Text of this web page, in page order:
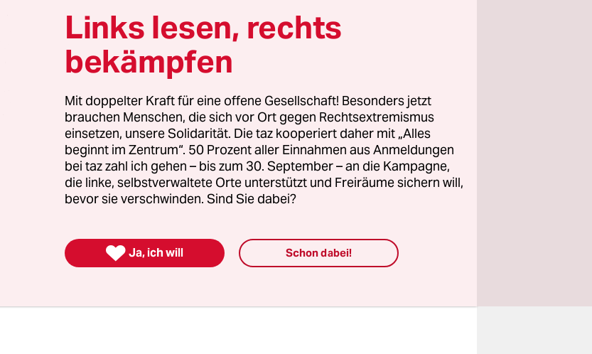
neue Beschränkungen für Harvard
hat die US-Regierung der renommierten
Beschränkungen für den Zugang zu
Das Bildungsministerium teilte am Freitag
es für Harvard den Status der „verstärkten Bargeld-
verfügt habe. Das Ministerium begründete den
Bedenken hinsichtlich der finanziellen
Links lesen, rechts
bekämpfen
Mit doppelter Kraft für eine offene Gesellschaft! Besonders jetzt
brauchen Menschen, die sich vor Ort gegen Rechtsextremismus
einsetzen, unsere Solidarität. Die taz kooperiert daher mit „Alles
beginnt im Zentrum“. 50 Prozent aller Einnahmen aus Anmeldungen
bei taz zahl ich gehen – bis zum 30. September – an die Kampagne,
die linke, selbstverwaltete Orte unterstützt und Freiräume sichern will,
bevor sie verschwinden. Sind Sie dabei?
 Ja, ich will Schon dabei!